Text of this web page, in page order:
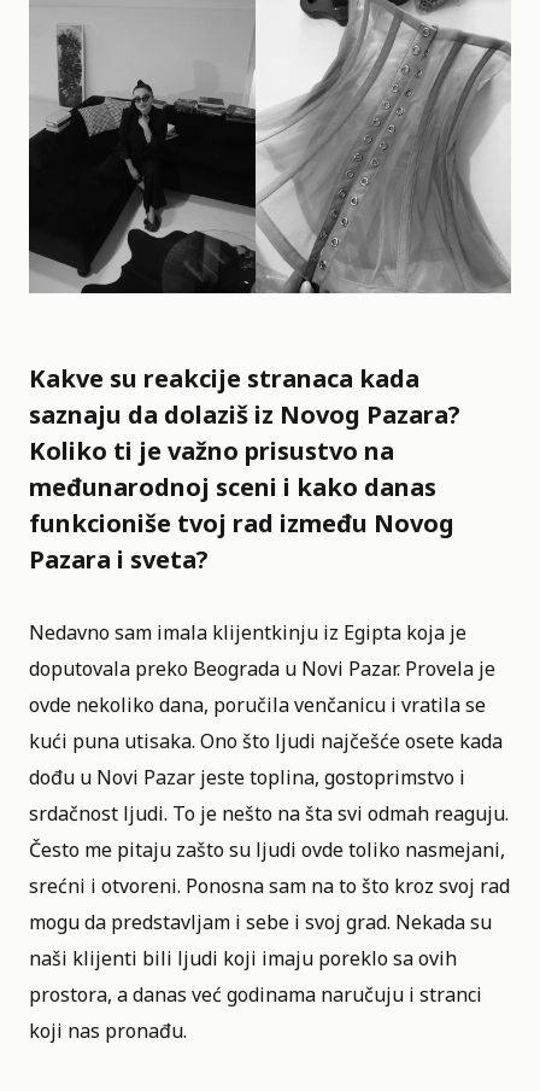
Kakve su reakcije stranaca kada
saznaju da dolaziš iz Novog Pazara?
Koliko ti je važno prisustvo na
međunarodnoj sceni i kako danas
funkcioniše tvoj rad između Novog
Pazara i sveta?
Nedavno sam imala klijentkinju iz Egipta koja je
doputovala preko Beograda u Novi Pazar. Provela je
ovde nekoliko dana, poručila venčanicu i vratila se
kući puna utisaka. Ono što ljudi najčešće osete kada
dođu u Novi Pazar jeste toplina, gostoprimstvo i
srdačnost ljudi. To je nešto na šta svi odmah reaguju.
Često me pitaju zašto su ljudi ovde toliko nasmejani,
srećni i otvoreni. Ponosna sam na to što kroz svoj rad
mogu da predstavljam i sebe i svoj grad. Nekada su
naši klijenti bili ljudi koji imaju poreklo sa ovih
prostora, a danas već godinama naručuju i stranci
koji nas pronađu.